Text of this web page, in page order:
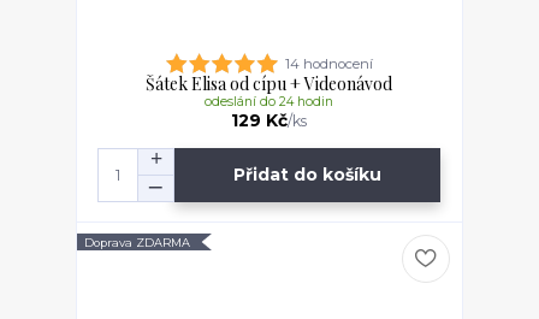
14 hodnocení
Šátek Elisa od cípu + Videonávod
129 Kč/ks
odeslání do 24 hodin
Přidat do košíku
Doprava ZDARMA